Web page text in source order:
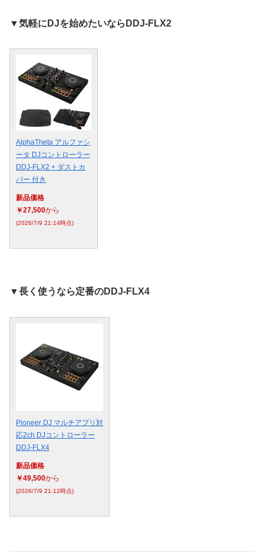
▼気軽にDJを始めたいならDDJ-FLX2
AlphaTheta アルファシ
ータ DJコントローラー
DDJ-FLX2 + ダストカ
バー 付き
新品価格
￥27,500から
(2026/7/9 21:14時点)
▼長く使うなら定番のDDJ-FLX4
Pioneer DJ マルチアプリ対
応2ch DJコントローラー
DDJ-FLX4
新品価格
￥49,500から
(2026/7/9 21:12時点)